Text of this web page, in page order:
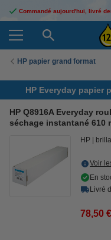
Commandé aujourd'hui, livré
HP papier grand format
HP Q8916A Everyday
séchage instantané 610
HP
Voir
En
Livré
78,50 €